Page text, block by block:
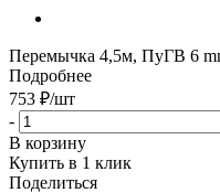
Перемычка 4,5м, ПуГВ 6
Подробнее
753 ₽/шт
-
В корзину
Купить в 1 клик
Поделиться